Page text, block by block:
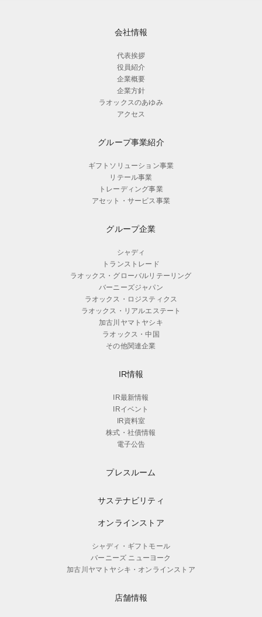
会社情報
代表挨拶
役員紹介
企業概要
企業方針
ラオックスのあゆみ
アクセス
グループ事業紹介
ギフトソリューション事業
リテール事業
トレーディング事業
アセット・サービス事業
グループ企業
シャディ
トランストレード
ラオックス・グローバルリテーリング
バーニーズジャパン
ラオックス・ロジスティクス
ラオックス・リアルエステート
加古川ヤマトヤシキ
ラオックス・中国
その他関連企業
IR情報
IR最新情報
IRイベント
IR資料室
株式・社債情報
電子公告
プレスルーム
サステナビリティ
オンラインストア
シャディ・ギフトモール
バーニーズ ニューヨーク
加古川ヤマトヤシキ・オンラインストア
店舗情報